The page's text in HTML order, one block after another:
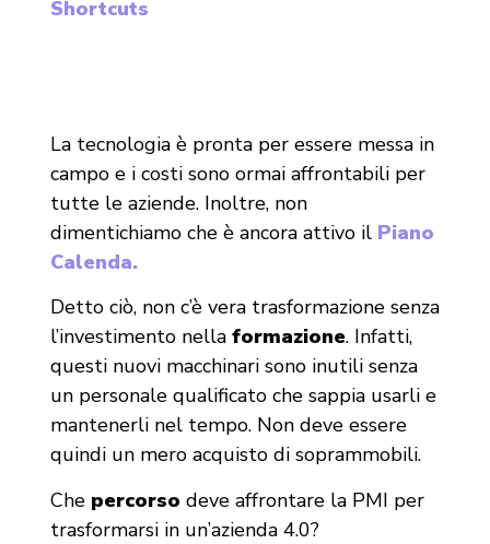
Shortcuts
La tecnologia è pronta per essere messa in
campo e i costi sono ormai affrontabili per
tutte le aziende. Inoltre, non
dimentichiamo che è ancora attivo il Piano
Calenda.
Detto ciò, non c’è vera trasformazione senza
l’investimento nellaformazione. Infatti,
questi nuovi macchinari sono inutili senza
un personale qualificato che sappia usarli e
mantenerli nel tempo. Non deve essere
quindi un mero acquisto di soprammobili.
Che percorso deve affrontare la PMI per
trasformarsi in un’azienda 4.0?